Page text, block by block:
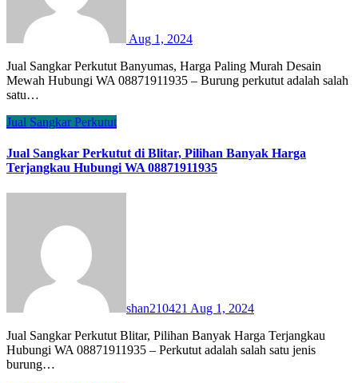
Aug 1, 2024
Jual Sangkar Perkutut Banyumas, Harga Paling Murah Desain
Mewah Hubungi WA 08871911935 – Burung perkutut adalah salah
satu…
Jual Sangkar Perkutut
Jual Sangkar Perkutut di Blitar, Pilihan Banyak Harga
Terjangkau Hubungi WA 08871911935
shan210421 Aug 1, 2024
Jual Sangkar Perkutut Blitar, Pilihan Banyak Harga Terjangkau
Hubungi WA 08871911935 – Perkutut adalah salah satu jenis
burung…